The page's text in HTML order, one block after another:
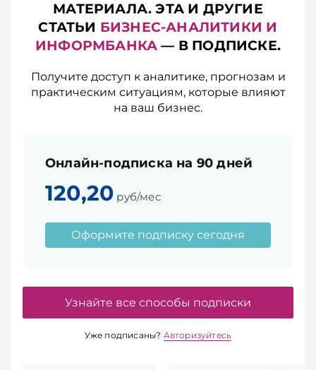
МАТЕРИАЛА. ЭТА И ДРУГИЕ
СТАТЬИ БИЗНЕС-АНАЛИТИКИ И
ИНФОРМБАНКА — В ПОДПИСКЕ.
Получите доступ к аналитике, прогнозам и
практическим ситуациям, которые влияют
на ваш бизнес.
Онлайн-подписка на 90 дней
120,20 руб/мес
Оформите подписку сегодня
Узнайте все способы подписки
Уже подписаны? Авторизуйтесь